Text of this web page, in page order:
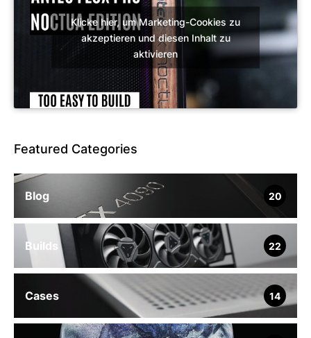
Klicke hier, um Marketing-Cookies zu
akzeptieren und diesen Inhalt zu
aktivieren
Featured Categories
Blog 20
Builds 22
Cases 14